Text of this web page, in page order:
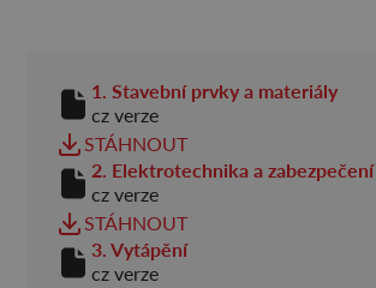
1. Stavební prvky a materiály
cz verze
STÁHNOUT
2. Elektrotechnika a zabezpečení
cz verze
STÁHNOUT
3. Vytápění
cz verze